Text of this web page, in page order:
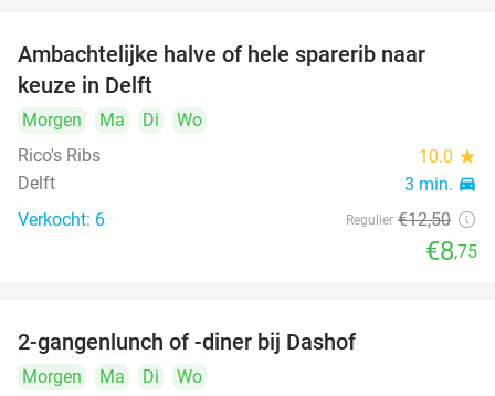
TODAY
Ambachtelijke halve of hele sparerib naar
keuze in Delft
Morgen Ma Di
Wo
Rico's Ribs
10.0 star
Delft 3 min. directions_car
Verkocht: 6 Regulier €12,50
€8,75
2-gangenlunch of -diner bij Dashof
Morgen Ma Di
Wo